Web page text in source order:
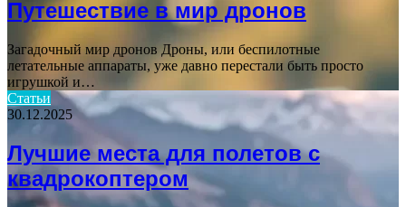
Путешествие в мир дронов
Загадочный мир дронов Дроны, или беспилотные
летательные аппараты, уже давно перестали быть просто
игрушкой и…
Статьи
30.12.2025
Лучшие места для полетов с
квадрокоптером